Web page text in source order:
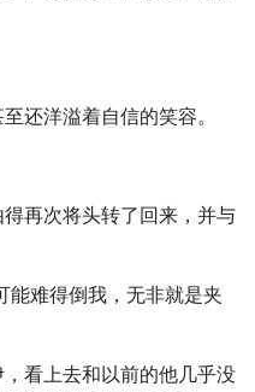
还洋溢着自信的笑容。
再次将头转了回来，并与
能难得倒我，无非就是夹
看上去和以前的他几乎没